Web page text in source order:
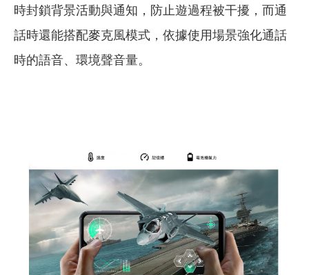
時封鎖背景活動與通知，防止遊過程被干擾，而通
話時還能搭配麥克風模式，依據使用場景強化通話
時的語音、環境聲音量。